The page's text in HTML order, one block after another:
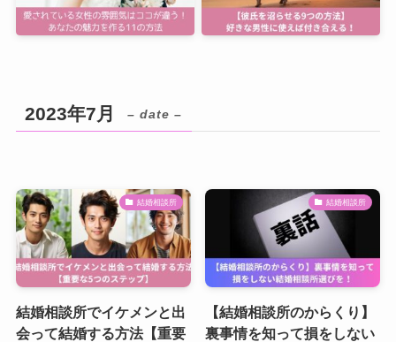
2023年7月 – date –
結婚相談所
結婚相談所でイケメンと出
会って結婚する方法【重要
結婚相談所
【結婚相談所のからくり】
裏事情を知って損をしない